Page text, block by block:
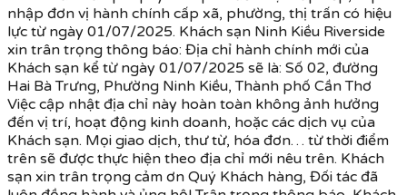
nhập đơn vị hành chính cấp xã, phường, thị trấn có hiệu
lực từ ngày 01/07/2025. Khách sạn Ninh Kiều Riverside
xin trân trọng thông báo: Địa chỉ hành chính mới của
Khách sạn kể từ ngày 01/07/2025 sẽ là: Số 02, đường
Hai Bà Trưng, Phường Ninh Kiều, Thành phố Cần Thơ
Việc cập nhật địa chỉ này hoàn toàn không ảnh hưởng
đến vị trí, hoạt động kinh doanh, hoặc các dịch vụ của
Khách sạn. Mọi giao dịch, thư từ, hóa đơn… từ thời điểm
trên sẽ được thực hiện theo địa chỉ mới nêu trên. Khách
sạn xin trân trọng cảm ơn Quý Khách hàng, Đối tác đã